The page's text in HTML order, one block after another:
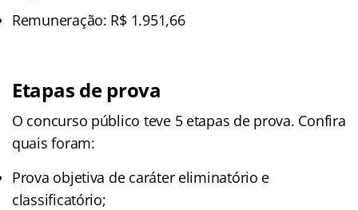
Remuneração: R$ 1.951,66
Etapas de prova
O concurso público teve 5 etapas de prova. Confira
quais foram:
Prova objetiva de caráter eliminatório e
classificatório;